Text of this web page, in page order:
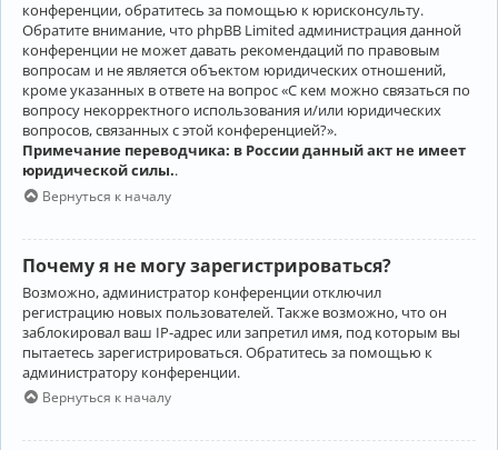
конференции, обратитесь за помощью к юрисконсульту.
Обратите внимание, что phpBB Limited администрация данной
конференции не может давать рекомендаций по правовым
вопросам и не является объектом юридических отношений,
кроме указанных в ответе на вопрос «С кем можно связаться по
вопросу некорректного использования и/или юридических
вопросов, связанных с этой конференцией?».
Примечание переводчика: в России данный акт не имеет
юридической силы..
Вернуться к началу
Почему я не могу зарегистрироваться?
Возможно, администратор конференции отключил
регистрацию новых пользователей. Также возможно, что он
заблокировал ваш IP-адрес или запретил имя, под которым вы
пытаетесь зарегистрироваться. Обратитесь за помощью к
администратору конференции.
Вернуться к началу